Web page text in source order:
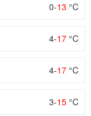
0-13 °C
4-17 °C
4-17 °C
3-15 °C